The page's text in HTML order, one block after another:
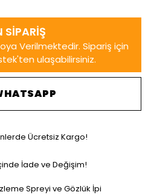
Ücretsiz Kargo!
İade ve Değişim!
Spreyi ve Gözlük İpi